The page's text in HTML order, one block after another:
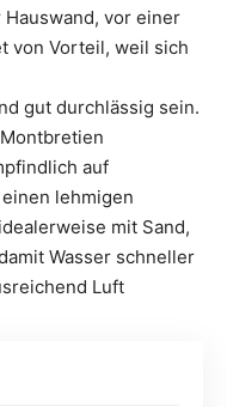
vor einer
von Vorteil, weil sich
gut durchlässig sein.
auf
lehmigen
mit Sand,
Wasser schneller
Luft